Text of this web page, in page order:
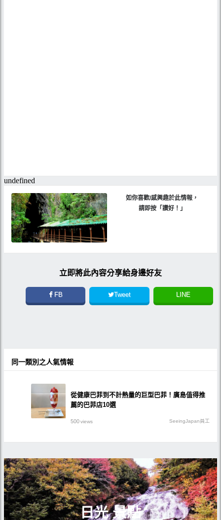
如你喜歡/感興趣於此情報，
請即按「讚好！」
立即將此內容分享給身邊好友
FB Tweet LINE
同一類別之人氣情報
從健康巴菲到不計熱量的巨型巴菲！廣島值得推
薦的巴菲店10選
500views SeeingJapan員工
日光 景點